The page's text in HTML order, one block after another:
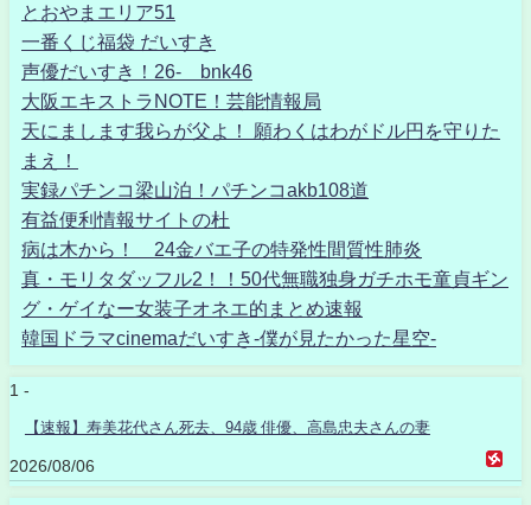
とおやまエリア51
一番くじ福袋 だいすき
声優だいすき！26- bnk46
大阪エキストラNOTE！芸能情報局
天にまします我らが父よ！ 願わくはわがドル円を守りた
まえ！
実録パチンコ梁山泊！パチンコakb108道
有益便利情報サイトの杜
病は木から！ 24金バエ子の特発性間質性肺炎
真・モリタダッフル2！！50代無職独身ガチホモ童貞ギン
グ・ゲイなー女装子オネエ的まとめ速報
韓国ドラマcinemaだいすき-僕が見たかった星空-
1 -
【速報】寿美花代さん死去、94歳 俳優、高島忠夫さんの妻
2026/08/06